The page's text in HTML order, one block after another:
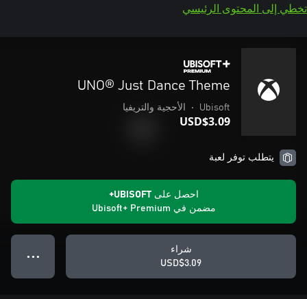
تخطي إلى المحتوى الرئيسي
UNO® Just Dance Theme
Ubisoft
• الأحجية والتريفيا
USD$3.09
يتطلب توفر لعبة
احصل على UBISOFT+
مضمن في Ubisoft+ Premium
شراء
USD$3.09
● ● ●